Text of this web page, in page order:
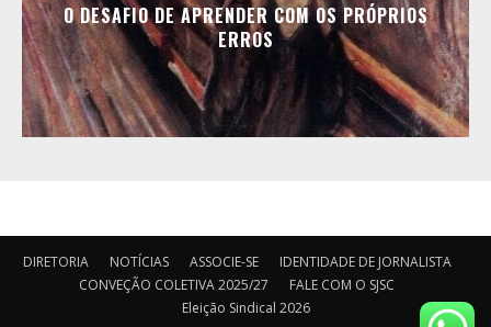
O DESAFIO DE APRENDER COM OS PRÓPRIOS
ERROS
DIRETORIA NOTÍCIAS ASSOCIE-SE
IDENTIDADE DE JORNALISTA
CONVEÇÃO COLETIVA 2025/27
FALE COM O SJSC
Eleição Sindical 2026